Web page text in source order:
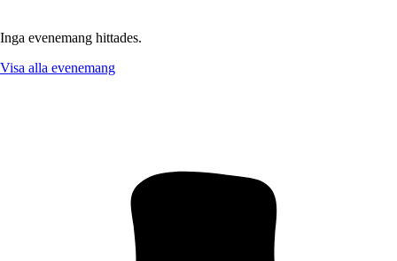
Inga evenemang hittades.
Visa alla evenemang